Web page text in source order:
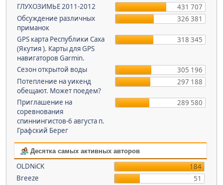
ГЛУХОЗИМЬЕ 2011-2012
431 707
Обсуждение различных
приманок
326 381
GPS карта Республики Саха
(Якутия ). Карты для GPS
навигаторов Garmin.
318 345
Сезон открытой воды
305 196
Потепление на уикенд
обещают. Может поедем?
297 188
Приглашение на
соревнования
спиннингистов-6 августа п.
Графский Берег
289 580
Десятка самых активных авторов
OLDNiCK
184
Breeze
51